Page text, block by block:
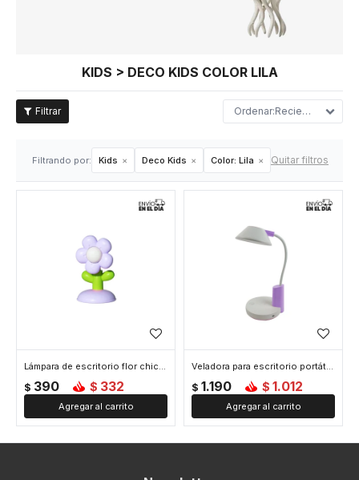
KIDS > DECO KIDS COLOR LILA
Recientes
Filtrando por: Kids Deco Kids Color: Lila Quitar filtros
Lámpara de escritorio flor chica - Lila
$ 390 $ 332
Veladora para escritorio portátil - Lila
$ 1.190 $ 1.012